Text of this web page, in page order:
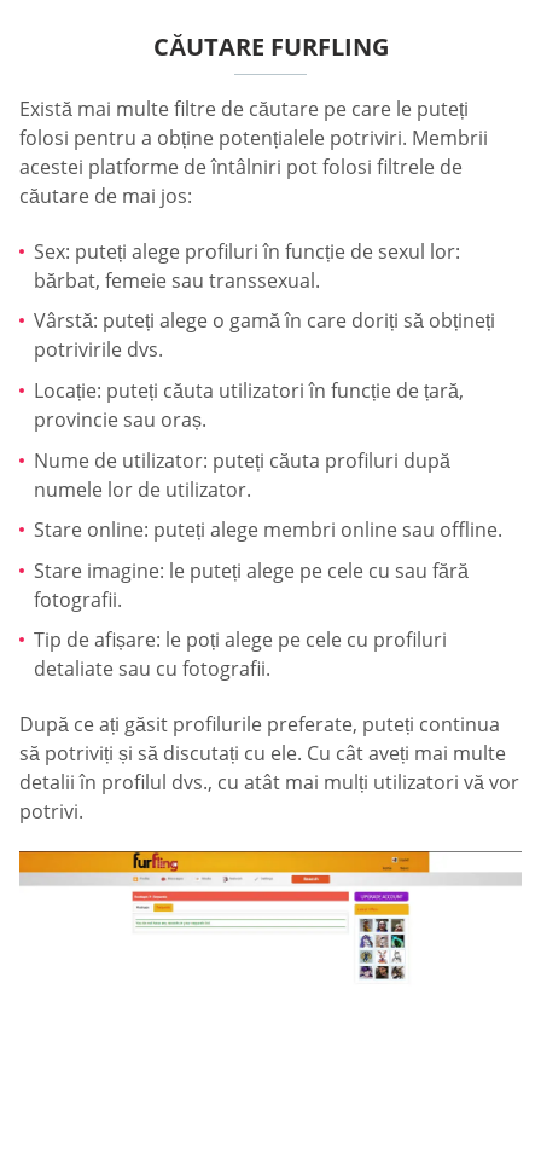
CĂUTARE FURFLING
Există mai multe filtre de căutare pe care le puteți
folosi pentru a obține potențialele potriviri. Membrii
acestei platforme de întâlniri pot folosi filtrele de
căutare de mai jos:
Sex: puteți alege profiluri în funcție de sexul lor:
bărbat, femeie sau transsexual.
Vârstă: puteți alege o gamă în care doriți să obțineți
potrivirile dvs.
Locație: puteți căuta utilizatori în funcție de țară,
provincie sau oraș.
Nume de utilizator: puteți căuta profiluri după
numele lor de utilizator.
Stare online: puteți alege membri online sau offline.
Stare imagine: le puteți alege pe cele cu sau fără
fotografii.
Tip de afișare: le poți alege pe cele cu profiluri
detaliate sau cu fotografii.
După ce ați găsit profilurile preferate, puteți continua
să potriviți și să discutați cu ele. Cu cât aveți mai multe
detalii în profilul dvs., cu atât mai mulți utilizatori vă vor
potrivi.